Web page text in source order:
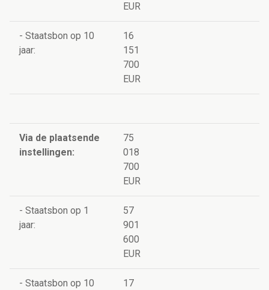
EUR
- Staatsbon op 10
jaar:
16
151
700
EUR
Via de plaatsende
instellingen:
75
018
700
EUR
- Staatsbon op 1
jaar:
57
901
600
EUR
- Staatsbon op 10
17